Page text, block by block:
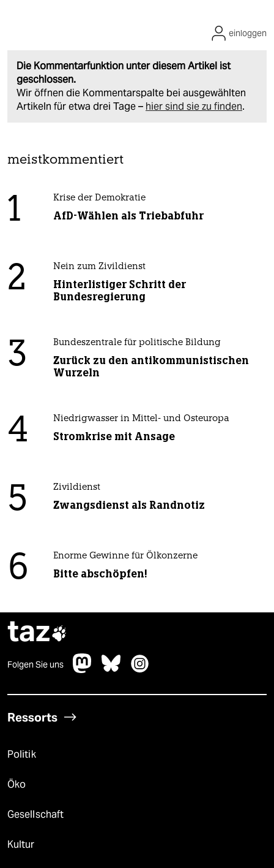
Die Kommentarfunktion unter diesem Artikel ist
geschlossen.
Wir öffnen die Kommentarspalte bei ausgewählten
Artikeln für etwa drei Tage – hier sind sie zu finden.
einloggen
meistkommentiert
1 Krise der Demokratie
AfD-Wählen als Triebabfuhr
2 Nein zum Zivildienst
Hinterlistiger Schritt der
Bundesregierung
3 Bundeszentrale für politische Bildung
Zurück zu den antikommunistischen
Wurzeln
4 Niedrigwasser in Mittel- und Osteuropa
Stromkrise mit Ansage
5 Zivildienst
Zwangsdienst als Randnotiz
6 Enorme Gewinne für Ölkonzerne
Bitte abschöpfen!
taz
Folgen Sie uns
Ressorts
Politik
Öko
Gesellschaft
Kultur